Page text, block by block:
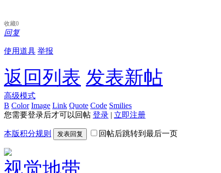
收藏0
回复
使用道具 举报
返回列表 发表新帖
高级模式
B Color Image Link Quote Code Smilies
您需要登录后才可以回帖 登录 | 立即注册
本版积分规则 发表回复 回帖后跳转到最后一页